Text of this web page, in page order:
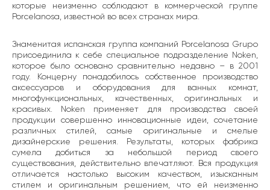
которые неизменно соблюдают в коммерческой группе
Porcelanosa, известной во всех странах мира.
Знаменитая испанская группа компаний Porcelanosa Grupo
присоединила к себе специальное подразделение Noken,
которое было основано сравнительно недавно – в 2001
году. Концерну понадобилось собственное производство
аксессуаров и оборудования для ванных комнат,
многофункциональных, качественных, оригинальных и
красивых. Noken применяет для производства своей
продукции совершенно инновационные идеи, сочетание
различных стилей, самые оригинальные и смелые
дизайнерские решения. Результаты, которых фабрика
сумела добиться за небольшой период своего
существования, действительно впечатляют. Вся продукция
отличается настолько высоким качеством, изысканным
стилем и оригинальным решением, что ей неизменно